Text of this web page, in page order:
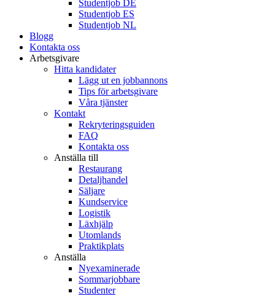
Studentjob DE
Studentjob ES
Studentjob NL
Blogg
Kontakta oss
Arbetsgivare
Hitta kandidater
Lägg ut en jobbannons
Tips för arbetsgivare
Våra tjänster
Kontakt
Rekryteringsguiden
FAQ
Kontakta oss
Anställa till
Restaurang
Detaljhandel
Säljare
Kundservice
Logistik
Läxhjälp
Utomlands
Praktikplats
Anställa
Nyexaminerade
Sommarjobbare
Studenter